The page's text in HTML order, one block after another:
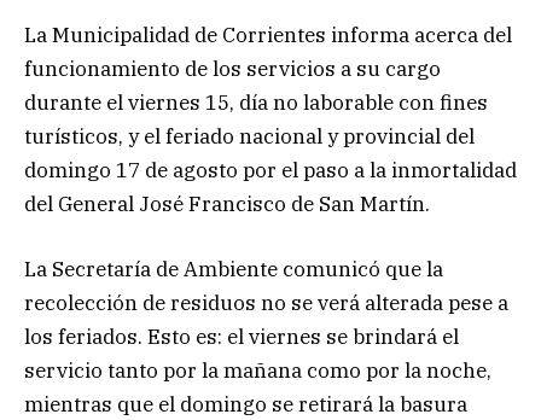
La Municipalidad de Corrientes informa acerca del
funcionamiento de los servicios a su cargo
durante el viernes 15, día no laborable con fines
turísticos, y el feriado nacional y provincial del
domingo 17 de agosto por el paso a la inmortalidad
del General José Francisco de San Martín.
La Secretaría de Ambiente comunicó que la
recolección de residuos no se verá alterada pese a
los feriados. Esto es: el viernes se brindará el
servicio tanto por la mañana como por la noche,
mientras que el domingo se retirará la basura